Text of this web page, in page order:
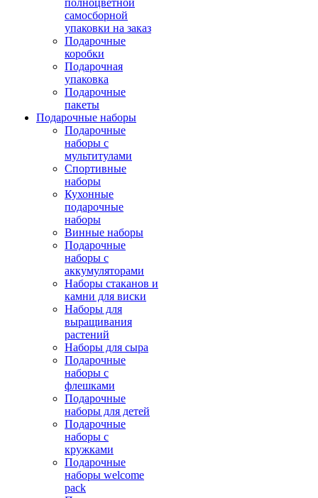
полноцветной
самосборной
упаковки на заказ
Подарочные
коробки
Подарочная
упаковка
Подарочные
пакеты
Подарочные наборы
Подарочные
наборы с
мультитулами
Спортивные
наборы
Кухонные
подарочные
наборы
Винные наборы
Подарочные
наборы с
аккумуляторами
Наборы стаканов и
камни для виски
Наборы для
выращивания
растений
Наборы для сыра
Подарочные
наборы с
флешками
Подарочные
наборы для детей
Подарочные
наборы с
кружками
Подарочные
наборы welcome
pack